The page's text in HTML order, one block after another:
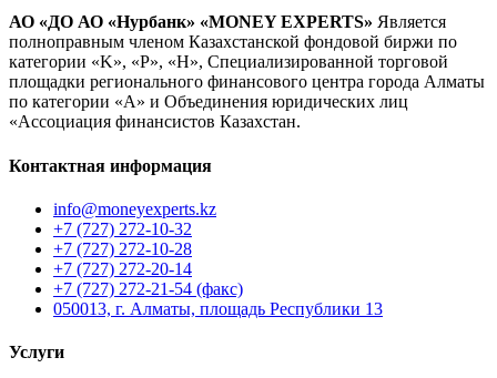
АО «ДО АО «Нурбанк» «MONEY EXPERTS» Является
полноправным членом Казахстанской фондовой биржи по
категории «K», «P», «H», Специализированной торговой
площадки регионального финансового центра города Алматы
по категории «А» и Объединения юридических лиц
«Ассоциация финансистов Казахстан.
Контактная информация
info@moneyexperts.kz
+7 (727) 272-10-32
+7 (727) 272-10-28
+7 (727) 272-20-14
+7 (727) 272-21-54 (факс)
050013, г. Алматы, площадь Республики 13
Услуги